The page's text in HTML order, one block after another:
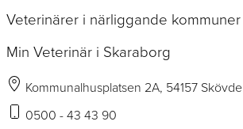
Veterinärer i närliggande kommuner
Min Veterinär i Skaraborg
Kommunalhusplatsen 2A, 54157 Skövde
0500 - 43 43 90